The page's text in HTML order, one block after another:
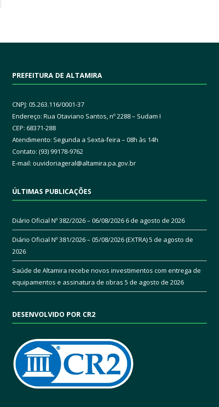
PREFEITURA DE ALTAMIRA
CNPJ: 05.263.116/0001-37
Endereço: Rua Otaviano Santos, nº 2288 – Sudam I
CEP: 68371-288
Atendimento: Segunda a Sexta-feira – 08h às 14h
Contato: (93) 99178-9762
E-mail: ouvidoriageral@altamira.pa.gov.br
ÚLTIMAS PUBLICAÇÕES
Diário Oficial Nº 382/2026 – 06/08/20266 de agosto de 2026
Diário Oficial Nº 381/2026 – 05/08/2026 (EXTRA)5 de agosto de
2026
Saúde de Altamira recebe novos investimentos com entrega de
equipamentos e assinatura de obras 5 de agosto de 2026
DESENVOLVIDO POR CR2